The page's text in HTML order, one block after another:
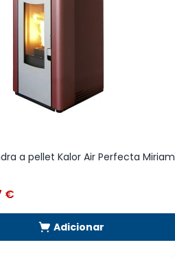
a pellet Kalor Air Perfecta Miriam
€
Adicionar